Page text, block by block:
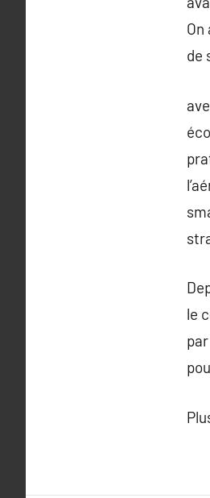
de
le